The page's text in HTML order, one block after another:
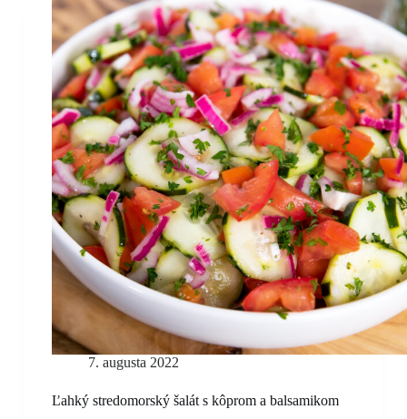
7. augusta 2022
Ľahký stredomorský šalát s kôprom a balsamikom